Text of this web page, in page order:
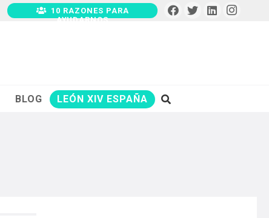
10 RAZONES PARA
AYUDARNOS
BLOG LEÓN XIV ESPAÑA